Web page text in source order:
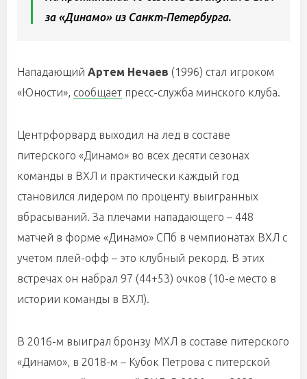
за «Динамо» из Санкт-Петербурга.
Нападающий Артем Нечаев (1996) стал игроком
«Юности», сообщает пресс-служба минского клуба.
Центрфорвард выходил на лед в составе
питерского «Динамо» во всех десяти сезонах
команды в ВХЛ и практически каждый год
становился лидером по проценту выигранных
вбрасываний. За плечами нападающего – 448
матчей в форме «Динамо» СПб в чемпионатах ВХЛ с
учетом плей-офф – это клубный рекорд. В этих
встречах он набрал 97 (44+53) очков (10-е место в
истории команды в ВХЛ).
В 2016-м выиграл бронзу МХЛ в составе питерского
«Динамо», в 2018-м – Кубок Петрова с питерской